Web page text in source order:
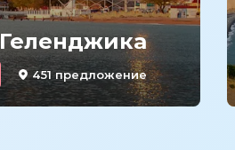
451 предложение